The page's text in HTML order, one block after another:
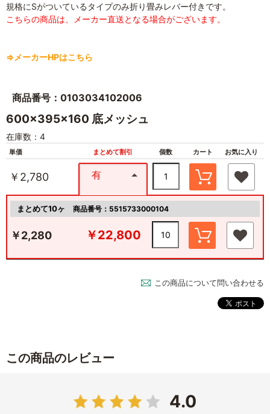
規格にSがついているタイプのみ折り畳みレバー付きです。
こちらの商品は、メーカー直送となる場合がございます。
⇒メーカーHPはこちら
商品番号：0103034102006
600×395×160 底メッシュ
在庫数：4
単価 まとめて割引 個数 カート お気に入り
￥2,780 有
まとめて10ヶ 商品番号：5515733000104
￥2,280 ￥22,800
この商品について問い合わせる
この商品のレビュー
4.0